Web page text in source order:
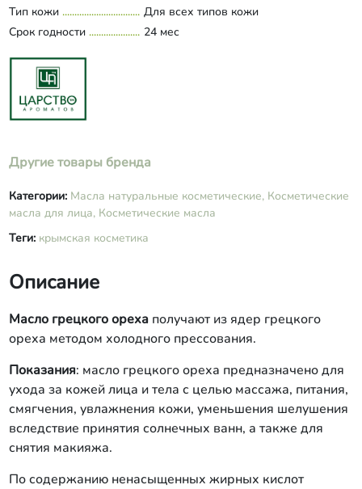
Тип кожи
Для всех типов кожи
Срок годности
24 мес
Другие товары бренда
Категории: Масла натуральные косметические, Косметические
масла для лица, Косметические масла
Теги: крымская косметика
Описание
Масло грецкого орехаполучают из ядер грецкого
ореха методом холодного прессования.
Показания: масло грецкого ореха предназначено для
ухода за кожей лица и тела с целью массажа, питания,
смягчения, увлажнения кожи, уменьшения шелушения
вследствие принятия солнечных ванн, а также для
снятия макияжа.
По содержанию ненасыщенных жирных кислот